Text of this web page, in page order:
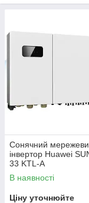
Huawei завжди
рентабельність
електростанції
в усьому світі і
Сонячний
інвертор Huawei
33 KTL-A
В наявності
Ціну уточнюйте